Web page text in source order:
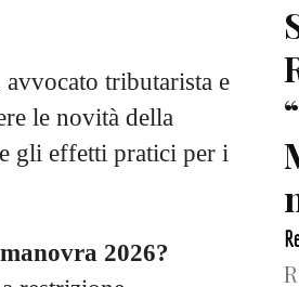
avvocato tributarista e
le novità della
gli effetti pratici per i
2026?